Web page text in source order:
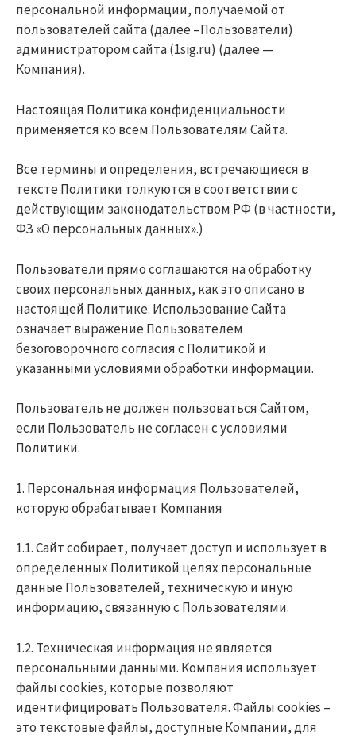
персональной информации, получаемой от
пользователей сайта (далее –Пользователи)
администратором сайта (1sig.ru) (далее —
Компания).
Настоящая Политика конфиденциальности
применяется ко всем Пользователям Сайта.
Все термины и определения, встречающиеся в
тексте Политики толкуются в соответствии с
действующим законодательством РФ (в частности,
ФЗ «О персональных данных».)
Пользователи прямо соглашаются на обработку
своих персональных данных, как это описано в
настоящей Политике. Использование Сайта
означает выражение Пользователем
безоговорочного согласия с Политикой и
указанными условиями обработки информации.
Пользователь не должен пользоваться Сайтом,
если Пользователь не согласен с условиями
Политики.
1. Персональная информация Пользователей,
которую обрабатывает Компания
1.1. Сайт собирает, получает доступ и использует в
определенных Политикой целях персональные
данные Пользователей, техническую и иную
информацию, связанную с Пользователями.
1.2. Техническая информация не является
персональными данными. Компания использует
файлы cookies, которые позволяют
идентифицировать Пользователя. Файлы cookies –
это текстовые файлы, доступные Компании, для